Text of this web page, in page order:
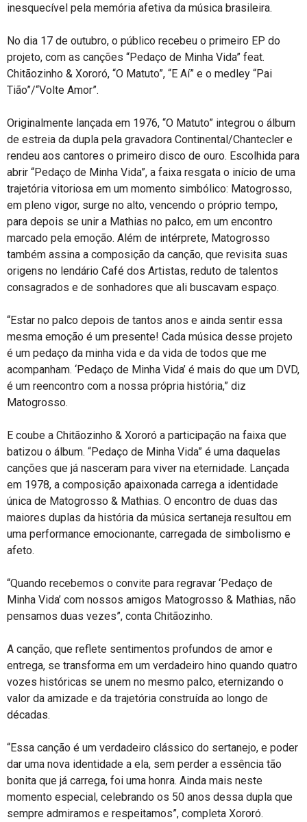
inesquecível pela memória afetiva da música brasileira.
No dia 17 de outubro, o público recebeu o primeiro EP do
projeto, com as canções “Pedaço de Minha Vida” feat.
Chitãozinho & Xororó, “O Matuto”, “E Aí” e o medley “Pai
Tião”/“Volte Amor”.
Originalmente lançada em 1976, “O Matuto” integrou o álbum
de estreia da dupla pela gravadora Continental/Chantecler e
rendeu aos cantores o primeiro disco de ouro. Escolhida para
abrir “Pedaço de Minha Vida”, a faixa resgata o início de uma
trajetória vitoriosa em um momento simbólico: Matogrosso,
em pleno vigor, surge no alto, vencendo o próprio tempo,
para depois se unir a Mathias no palco, em um encontro
marcado pela emoção. Além de intérprete, Matogrosso
também assina a composição da canção, que revisita suas
origens no lendário Café dos Artistas, reduto de talentos
consagrados e de sonhadores que ali buscavam espaço.
“Estar no palco depois de tantos anos e ainda sentir essa
mesma emoção é um presente! Cada música desse projeto
é um pedaço da minha vida e da vida de todos que me
acompanham. ‘Pedaço de Minha Vida’ é mais do que um DVD,
é um reencontro com a nossa própria história,” diz
Matogrosso.
E coube a Chitãozinho & Xororó a participação na faixa que
batizou o álbum. “Pedaço de Minha Vida” é uma daquelas
canções que já nasceram para viver na eternidade. Lançada
em 1978, a composição apaixonada carrega a identidade
única de Matogrosso & Mathias. O encontro de duas das
maiores duplas da história da música sertaneja resultou em
uma performance emocionante, carregada de simbolismo e
afeto.
“Quando recebemos o convite para regravar ‘Pedaço de
Minha Vida’ com nossos amigos Matogrosso & Mathias, não
pensamos duas vezes”, conta Chitãozinho.
A canção, que reflete sentimentos profundos de amor e
entrega, se transforma em um verdadeiro hino quando quatro
vozes históricas se unem no mesmo palco, eternizando o
valor da amizade e da trajetória construída ao longo de
décadas.
“Essa canção é um verdadeiro clássico do sertanejo, e poder
dar uma nova identidade a ela, sem perder a essência tão
bonita que já carrega, foi uma honra. Ainda mais neste
momento especial, celebrando os 50 anos dessa dupla que
sempre admiramos e respeitamos”, completa Xororó.